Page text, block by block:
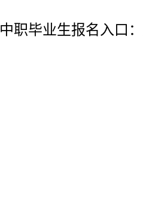
中职毕业生报名入口：